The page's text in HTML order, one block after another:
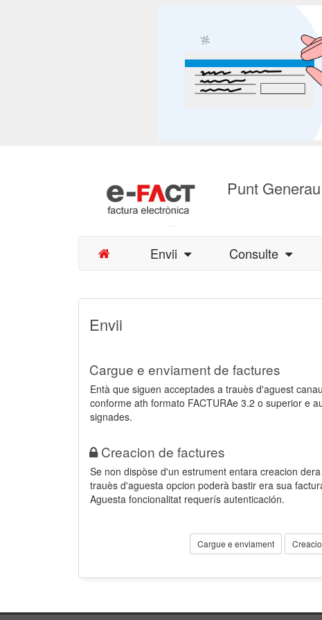
Punt
Envii Consulte
Envii
Cargue e enviament de factures
Entà que siguen acceptades a trauès d'aguest
conforme ath formato FACTURAe 3.2 o superior e
signades.
Creacion de factures
Se non dispòse d'un estrument entara creacion
trauès d'aguesta opcion poderà bastir era sua
Aguesta foncionalitat requerís autenticación.
Cargue e enviament